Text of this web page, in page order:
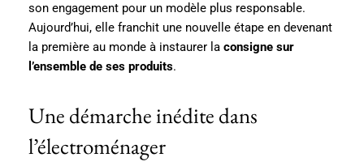
son engagement pour un modèle plus responsable.
Aujourd’hui, elle franchit une nouvelle étape en devenant
la première au monde à instaurer la consigne sur
l’ensemble de ses produits.
Une démarche inédite dans
l’électroménager